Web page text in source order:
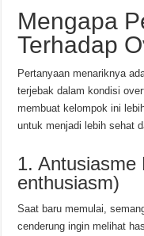
Mengapa
Terhadap
Pertanyaan menariknya
terjebak dalam kondisi
membuat kelompok ini
untuk menjadi lebih sehat
1. Antusiasme
enthusiasm)
Saat baru memulai,
cenderung ingin melihat